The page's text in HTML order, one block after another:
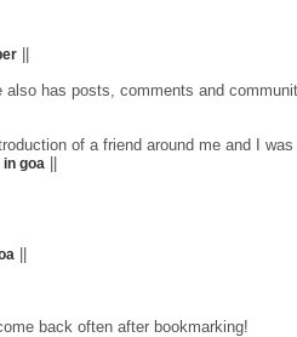
also has posts, comments and
of a friend around me and I
goa
back often after bookmarking!